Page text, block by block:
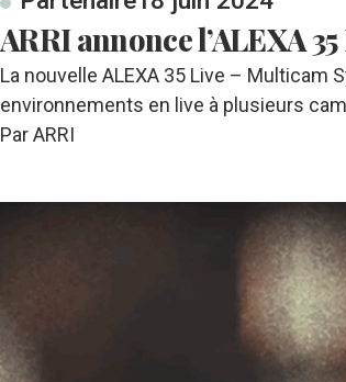
ARRI annonce l’ALEXA
La nouvelle ALEXA 35 Live –
environnements en live à plusieurs
Par ARRI